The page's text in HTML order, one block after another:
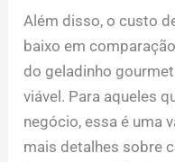
Além disso, o custo
baixo em
do geladinho
viável. Para aqueles
negócio, essa é uma
mais detalhes sobre